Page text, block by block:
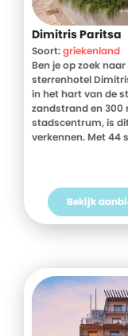
Dimitris Paritsa
Soort:griekenland
Ben je op zoek
sterrenhotel
in het hart van de
zandstrand en 300
stadscentrum, is
verkennen. Met 44
comfortabel
restaurants, bars
je nu wilt
binnen
Bekijk